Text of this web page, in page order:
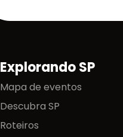
Explorando SP
Mapa de eventos
Descubra SP
Roteiros